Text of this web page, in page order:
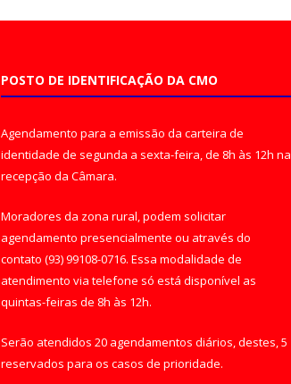
POSTO DE IDENTIFICAÇÃO DA CMO
Agendamento para a emissão da carteira de
identidade de segunda a sexta-feira, de 8h às 12h na
recepção da Câmara.
Moradores da zona rural, podem solicitar
agendamento presencialmente ou através do
contato (93) 99108-0716. Essa modalidade de
atendimento via telefone só está disponível as
quintas-feiras de 8h às 12h.
Serão atendidos 20 agendamentos diários, destes, 5
reservados para os casos de prioridade.